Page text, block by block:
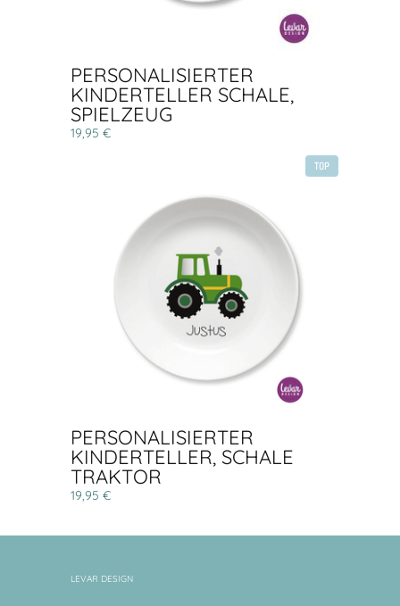
PERSONALISIERTER
KINDERTELLER SCHALE,
SPIELZEUG
19,95 €
TOP
PERSONALISIERTER
KINDERTELLER, SCHALE
TRAKTOR
19,95 €
LEVAR DESIGN